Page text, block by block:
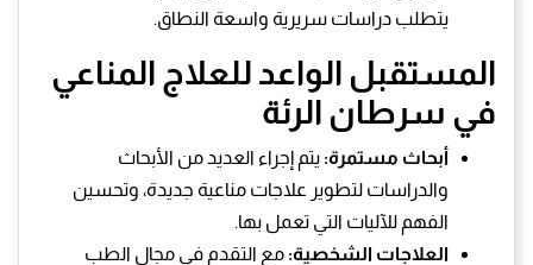
يتطلب دراسات سريرية واسعة النطاق.
المستقبل الواعد للعلاج المناعي
في سرطان الرئة
أبحاث مستمرة: يتم إجراء العديد من الأبحاث
والدراسات لتطوير علاجات مناعية جديدة، وتحسين
الفهم للآليات التي تعمل بها.
العلاجات الشخصية: مع التقدم في مجال الطب